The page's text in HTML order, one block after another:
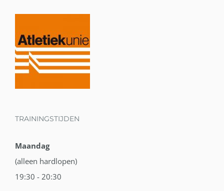
TRAININGSTIJDEN
Maandag
(alleen hardlopen)
19:30 - 20:30